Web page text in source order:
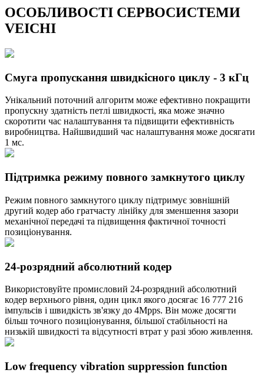
ОСОБЛИВОСТІ СЕРВОСИСТЕМИ
VEICHI
Смуга пропускання швидкісного циклу - 3 кГц
Унікальний поточний алгоритм може ефективно покращити
пропускну здатність петлі швидкості, яка може значно
скоротити час налаштування та підвищити ефективність
виробництва. Найшвидший час налаштування може досягати
1 мс.
Підтримка режиму повного замкнутого циклу
Режим повного замкнутого циклу підтримує зовнішній
другий кодер або гратчасту лінійку для зменшення зазори
механічної передачі та підвищення фактичної точності
позиціонування.
24-розрядний абсолютний кодер
Використовуйте промисловий 24-розрядний абсолютний
кодер верхнього рівня, один цикл якого досягає 16 777 216
імпульсів і швидкість зв'язку до 4Mpps. Він може досягти
більш точного позиціонування, більшої стабільності на
низькій швидкості та відсутності втрат у разі збою живлення.
Low frequency vibration suppression function